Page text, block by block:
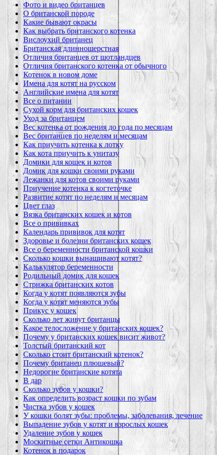
Фото и видео британцев
О британской породе
Какие бывают окрасы
Как выбрать британского котенка
Вислоухий британец
Британская длинношерстная
Отличия британцев от шотландцев
Отличия британского котенка от обычного
Котенок в новом доме
Имена для котят на русском
Английские имена для котят
Все о питании
Сухой корм для британских кошек
Уход за британцем
Вес котенка от рождения до года по месяцам
Вес британцев по неделям и месяцам
Как приучить котенка к лотку
Как кота приучить к унитазу
Домики для кошек и котов
Домик для кошки своими руками
Лежанки для котов своими руками
Приучение котенка к когтеточке
Развитие котят по неделям и месяцам
Цвет глаз
Вязка британских кошек и котов
Все о прививках
Календарь прививок для котят
Здоровье и болезни британских кошек
Все о беременности британской кошки
Сколько кошки вынашивают котят?
Калькулятор беременности
Родильный домик для кошек
Стрижка британских котов
Когда у котят появляются зубы
Когда у котят меняются зубы
Прикус у кошек
Сколько лет живут британцы
Какое телосложение у британских кошек?
Почему у британских кошек висит живот?
Толстый британский кот
Сколько стоит британский котенок?
Почему британец плюшевый?
Недорогие британские котята
В дар
Сколько зубов у кошки?
Как определить возраст кошки по зубам
Чистка зубов у кошек
У кошки болят зубы: проблемы, заболевания, лечение
Выпадение зубов у котят и взрослых кошек
Удаление зубов у кошек
Москитные сетки Антикошка
Котенок в подарок